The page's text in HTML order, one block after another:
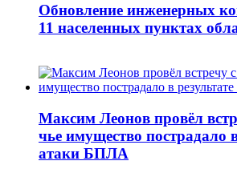
Обновление инженерных
11 населенных пунктах
Максим Леонов провёл
чье имущество пострадало
атаки БПЛА